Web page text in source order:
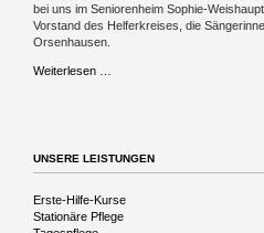
bei uns im Seniorenheim Sophie-
Vorstand des Helferkreises, die
Orsenhausen.
Weiterlesen …
UNSERE LEISTUNGEN
Navigation
überspringen
Erste-Hilfe-Kurse
Stationäre Pflege